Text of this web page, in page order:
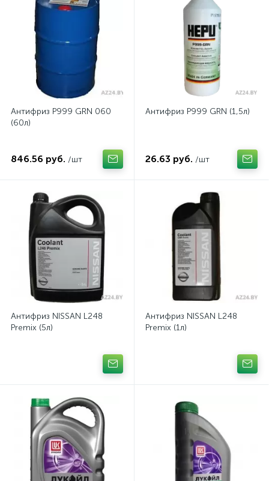
Антифриз P999 GRN 060
(60л)
846.56 руб. /шт
Антифриз P999 GRN (1,5л)
26.63 руб. /шт
Антифриз NISSAN L248
Premix (5л)
Антифриз NISSAN L248
Premix (1л)